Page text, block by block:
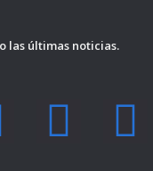
las últimas noticias.
Y
T